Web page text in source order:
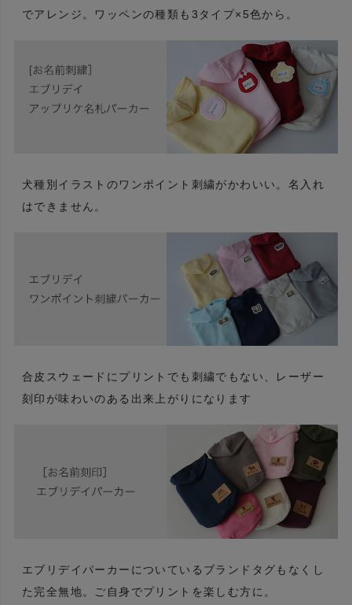
でアレンジ。ワッペンの種類も3タイプ×5色から。
犬種別イラストのワンポイント刺繍がかわいい。名入れ
はできません。
合皮スウェードにプリントでも刺繍でもない、レーザー
刻印が味わいのある出来上がりになります
エブリデイパーカーについているブランドタグもなくし
た完全無地。ご自身でプリントを楽しむ方に。